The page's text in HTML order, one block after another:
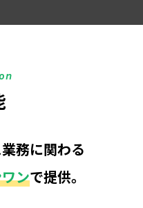
務に関わる
ンで提供。